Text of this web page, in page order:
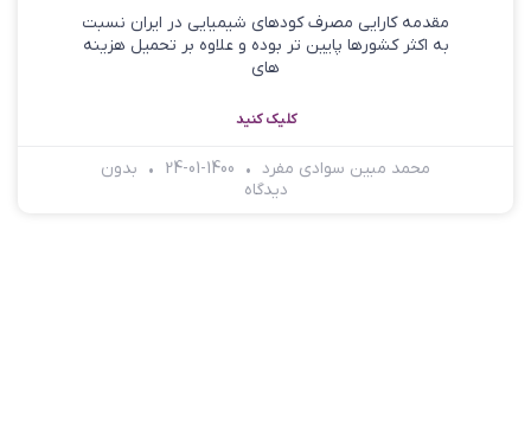
مقدمه کارایی مصرف کودهای شیمیایی در ایران نسبت
به اکثر کشورها پایین تر بوده و علاوه بر تحمیل هزینه
های
کلیک کنید
محمد مبین سوادی مفرد
بدون
دیدگاه